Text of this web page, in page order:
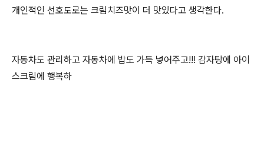
개인적인 선호도로는 크림치즈맛이 더 맛있다고 생각한다.
자동차도 관리하고 자동차에 밥도 가득 넣어주고!!! 감자탕에 아이
스크림에 행복하